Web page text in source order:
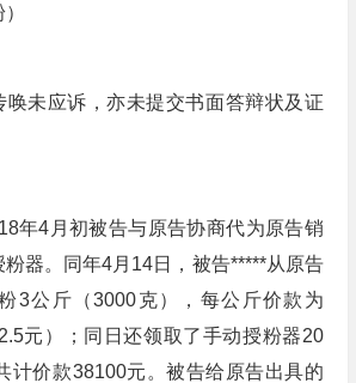
唤未应诉，亦未提交书面答辩状及证
年4月初被告与原告协商代为原告销
器。同年4月14日，被告*****从原告
3公斤（3000克），每公斤价款为
元）；同日还领取了手动授粉器20
计价款38100元。被告给原告出具的